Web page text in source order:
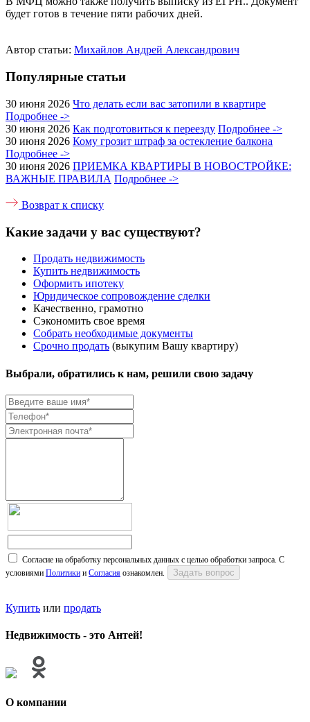
будет готов в течение пяти рабочих дней.
Автор статьи: Михайлов Андрей Александрович
Популярные статьи
30 июня 2026 Что делать если вас затопили в квартире
Подробнее ->
30 июня 2026 Как подготовиться к переезду Подробнее ->
30 июня 2026 Кому грозит штраф за остекление балкона
Подробнее ->
30 июня 2026 ПРИЕМКА КВАРТИРЫ В НОВОСТРОЙКЕ:
ВАЖНЫЕ ПРАВИЛА Подробнее ->
Возврат к списку
Какие задачи у вас существуют?
Продать недвижимость
Купить недвижимость
Оформить ипотеку
Юридическое сопровождение сделки
Качественно, грамотно
Сэкономить свое время
Собрать необходимые документы
Срочно продать (выкупим Вашу квартиру)
Выбрали, обратились к нам, решили свою задачу
Согласие на обработку персональных данных с целью обработки запроса. С
условиями Политики и Согласия ознакомлен.
Купить или продать
Недвижимость - это Антей!
О компании